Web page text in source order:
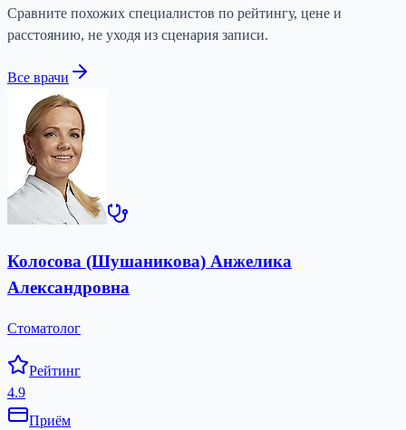
Сравните похожих специалистов по рейтингу, цене и
расстоянию, не уходя из сценария записи.
Все врачи
Колосова (Шушаникова) Анжелика
Александровна
Стоматолог
Рейтинг
4.9
Приём